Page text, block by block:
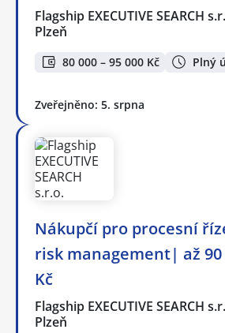
Flagship EXECUTIVE SEARCH
Plzeň
80 000 – 95 000 Kč Plný
Zveřejněno: 5. srpna
Nákupčí pro procesní
risk management| až 90
Kč
Flagship EXECUTIVE SEARCH
Plzeň